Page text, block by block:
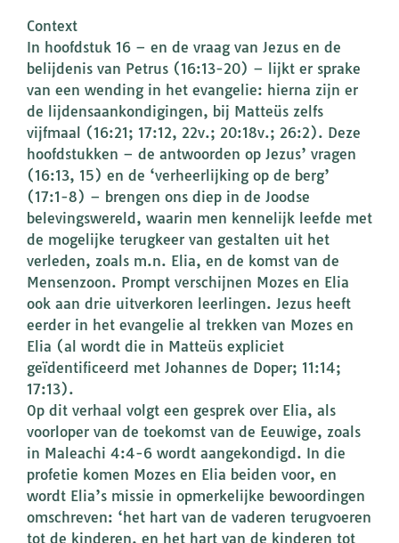
Context
In hoofdstuk 16 – en de vraag van Jezus en de
belijdenis van Petrus (16:13-20) – lijkt er sprake
van een wending in het evangelie: hierna zijn er
de lijdensaankondigingen, bij Matteüs zelfs
vijfmaal (16:21; 17:12, 22v.; 20:18v.; 26:2). Deze
hoofdstukken – de antwoorden op Jezus’ vragen
(16:13, 15) en de ‘verheerlijking op de berg’
(17:1-8) – brengen ons diep in de Joodse
belevingswereld, waarin men kennelijk leefde met
de mogelijke terugkeer van gestalten uit het
verleden, zoals m.n. Elia, en de komst van de
Mensenzoon. Prompt verschijnen Mozes en Elia
ook aan drie uitverkoren leerlingen. Jezus heeft
eerder in het evangelie al trekken van Mozes en
Elia (al wordt die in Matteüs expliciet
geïdentificeerd met Johannes de Doper; 11:14;
17:13).
Op dit verhaal volgt een gesprek over Elia, als
voorloper van de toekomst van de Eeuwige, zoals
in Maleachi 4:4-6 wordt aangekondigd. In die
profetie komen Mozes en Elia beiden voor, en
wordt Elia’s missie in opmerkelijke bewoordingen
omschreven: ‘het hart van de vaderen terugvoeren
tot de kinderen, en het hart van de kinderen tot